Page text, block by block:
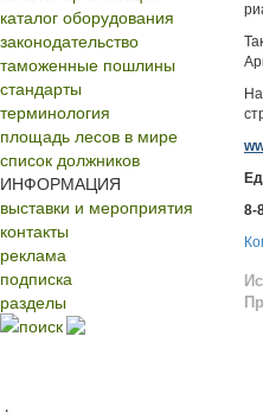
каталог оборудования
законодательство
таможенные пошлины
стандарты
терминология
площадь лесов в мире
список должников
ИНФОРМАЦИЯ
выставки и мероприятия
контакты
реклама
подписка
разделы
поиск
8-